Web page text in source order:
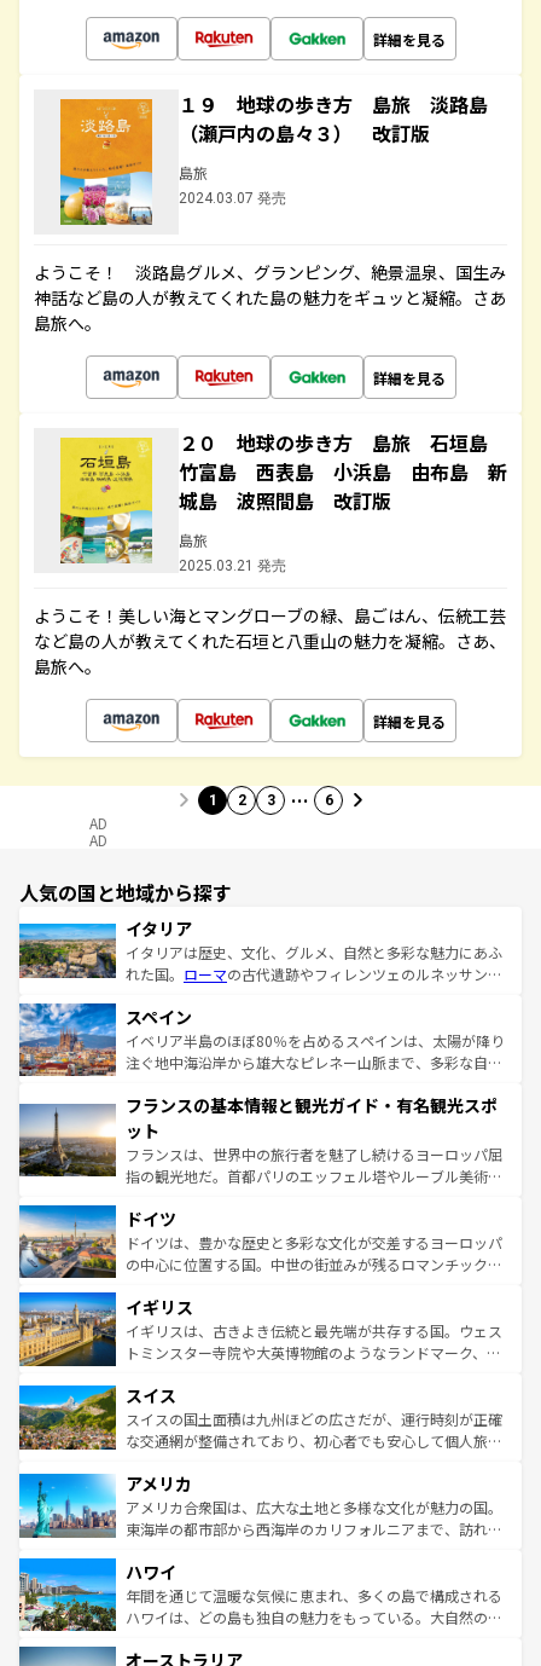
詳細を見る
１９ 地球の歩き方 島旅 淡路島
（瀬戸内の島々３） 改訂版
島旅
2024.03.07 発売
ようこそ！ 淡路島グルメ、グランピング、絶景温泉、国生み
神話など島の人が教えてくれた島の魅力をギュッと凝縮。さあ
島旅へ。
詳細を見る
２０ 地球の歩き方 島旅 石垣島
竹富島 西表島 小浜島 由布島 新
城島 波照間島 改訂版
島旅
2025.03.21 発売
ようこそ！美しい海とマングローブの緑、島ごはん、伝統工芸
など島の人が教えてくれた石垣と八重山の魅力を凝縮。さあ、
島旅へ。
詳細を見る
1 2 3 … 6
AD
AD
人気の国と地域から探す
イタリア
イタリアは歴史、文化、グルメ、自然と多彩な魅力にあふ
れた国。 ローマの古代遺跡やフィレンツェのルネッサンス
ろん、トスカーナの美しい田園風景やアマルフィ海岸の絶
景など、自然景観も見逃せない。観光の合間には、本場の
ピザやパスタなど、絶品のイタリア料理を堪能することも
ませてくれるイタリアで、忘れられない旅をしてみよう！
なお、新着のイタリア情報は
しい。
スペイン
イベリア半島のほぼ80％を占めるスペインは、太陽が降り
注ぐ地中海沿岸から雄大なピレネー山脈まで、多彩な自然
文化が根付くこの国では、情熱的なフラメンコ、熱気あふ
れる闘牛、そして美味しいタパスが生活の一部となってい
る。首都マドリードの洗練された雰囲気や、バルセロナの
アートに溢れた街角から、地方では古代ローマ遺跡や中世
せる。地方によって風土や気候が異なるスペインはその個
性で訪れる人を魅了する。 なお、新着のスペイン情報は コ
ンテンツ一覧を参照してほしい。
フランスの基本情報と観光ガイド・有名観光スポ
ット
フランスは、世界中の旅行者を魅了し続けるヨーロッパ屈
指の観光地だ。首都パリのエッフェル塔やルーブル美術館
で、幅広い魅力が詰まっている。華麗な宮殿、歴史的な大
聖堂、美しいビーチ、そして豊かな自然が、訪れる者を心
から魅了する。また、フランスは美食の国としても知ら
いる。シャンパンの発祥地であるランス、プロヴァンスの
香り高いラベンダー畑など、多彩な楽しみ方が可能だ。さ
らに、パリ以外の地域にも魅力が溢れており、どの街角に
れる地方に足を運ぶとそれぞれで全く異なる文化を体験で
きるだろう。 なお、新着のフランス情報はコンテンツ一覧
を参照してほしい。
ドイツ
ドイツは、豊かな歴史と多彩な文化が交差するヨーロッパ
の中心に位置する国。中世の街並みが残るロマンチック街
顔を持つこの国は、どこを歩いても飽きることがない。ベ
ルリンの文化的活気、バイエルン州のアルプスの絶景、そ
してライン川沿いのワイン畑といった風景は必見。ビール
は、お酒好きな人にはぜひ体験してほしい。 なお、新着の
ドイツ情報はコンテンツ一覧を参照してほしい。
イギリス
イギリスは、古きよき伝統と最先端が共存する国。ウェス
トミンスター寺院や大英博物館のようなランドマーク、歴
リアごとに異なる魅力がある。また、優雅なアフタヌーン
ティー、ビール好きにはたまらない英国パブ、サッカー観
戦など、本場だからこそできる体験も豊富。イギリスを旅
ンツ一覧を参照してほしい。
スイス
スイスの国土面積は九州ほどの広さだが、運行時刻が正確
な交通網が整備されており、初心者でも安心して個人旅行
の建物がそのまま残る町や、スイスならではのユニークな
博物館もあり、アルプス観光だけでなく町歩きも満喫する
ことができる。国民の所得が高いため物価も高いが、旅行
ば市内交通費無料で観光を楽しむこともできる。 なお、新
着のスイス情報はコンテンツ一覧 を参照してほしい。
アメリカ
アメリカ合衆国は、広大な土地と多様な文化が魅力の国。
東海岸の都市部から西海岸のカリフォルニアまで、訪れる
のような巨大都市は、観光、ショッピング、エンターテイ
ンメントが詰まった刺激的なスポットだ。一方、アメリカ
西部には大自然が広がり、グランドキャニオンやイエロー
部のニューオーリンズでは、音楽と美食が融合した独特の
ハワイ
年間を通じて温暖な気候に恵まれ、多くの島で構成される
ハワイは、どの島も独自の魅力をもっている。大自然の神
ワイ島は見逃せない。また、定番の観光地といえばオアフ
オーストラリア